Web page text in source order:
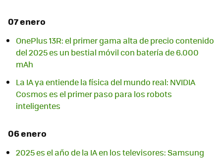
07 enero
OnePlus 13R: el primer gama alta de precio contenido
del 2025 es un bestial móvil con batería de 6.000
mAh
La IA ya entiende la física del mundo real: NVIDIA
Cosmos es el primer paso para los robots
inteligentes
06 enero
2025 es el año de la IA en los televisores: Samsung